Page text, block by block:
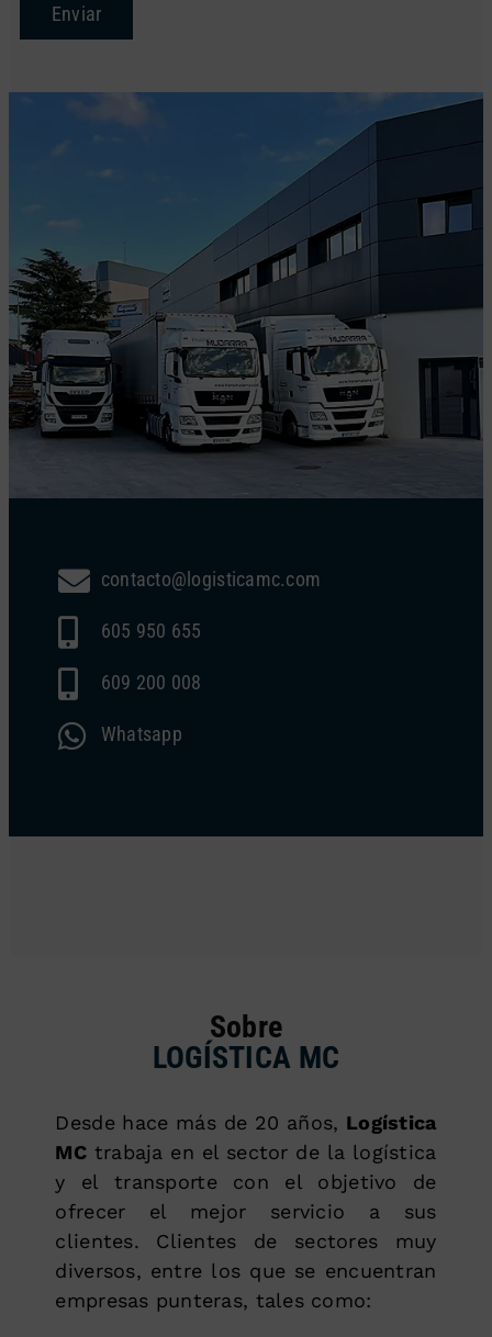
contacto@logisticamc.com
605 950 655
609 200 008
Whatsapp
Enviar
Sobre
LOGÍSTICA MC
Desde hace más de 20 años, Logística
MCtrabaja en el sector de la logística
y el transporte con el objetivo de
ofrecer el mejor servicio a sus
clientes. Clientes de sectores muy
diversos, entre los que se encuentran
empresas punteras, tales como: